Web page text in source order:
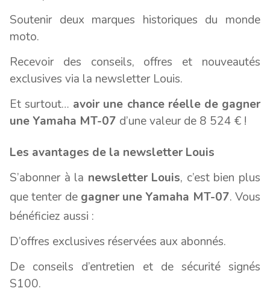
Soutenir deux marques historiques du monde
moto.
Recevoir des conseils, offres et nouveautés
exclusives via la newsletter Louis.
Et surtout… avoir une chance réelle de gagner
une Yamaha MT-07 d’une valeur de 8 524 € !
Les avantages de la newsletter Louis
S’abonner à la newsletter Louis, c’est bien plus
que tenter de gagner une Yamaha MT-07. Vous
bénéficiez aussi :
D’offres exclusives réservées aux abonnés.
De conseils d’entretien et de sécurité signés
S100.